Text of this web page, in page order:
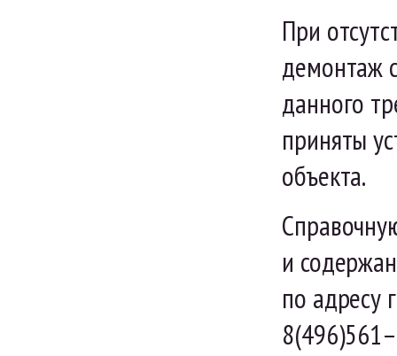
При
демонтаж
данного
приняты
объекта.
и
по адресу